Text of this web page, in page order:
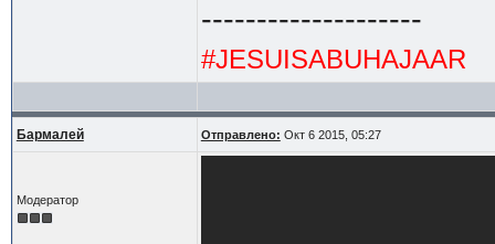
--------------------
#JESUISABUHAJAAR
Бармалей Отправлено: Окт 6 2015, 05:27
Модератор